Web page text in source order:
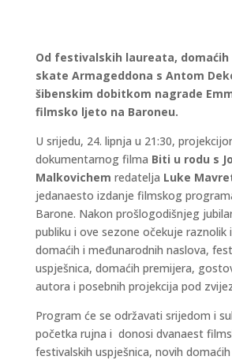
Od festivalskih laureata,
skate Armageddona s Antom
šibenskim dobitkom nagrade
filmsko ljeto na Baroneu.
U srijedu, 24. lipnja u 21:30,
dokumentarnog filma Biti u rodu s
Malkovichem redatelja Luke
jedanaesto izdanje filmskog
Barone. Nakon prošlogodišnjeg
publiku i ove sezone očekuje raznolik
domaćih i međunarodnih naslova,
uspješnica, domaćih premijera,
autora i posebnih projekcija pod
Program će se održavati srijedom i
početka rujna i donosi dvanaest
festivalskih uspješnica, novih